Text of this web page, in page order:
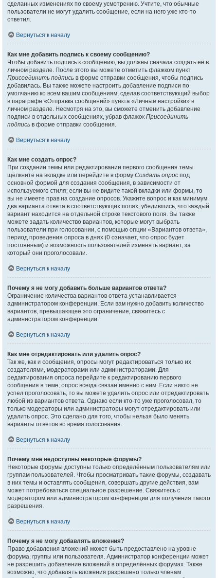
сделанных изменениях по своему усмотрению. Учтите, что обычные
пользователи не могут удалить сообщение, если на него уже кто-то
ответил.
Вернуться к началу
Как мне добавить подпись к своему сообщению?
Чтобы добавить подпись к сообщению, вы должны сначала создать её в
личном разделе. После этого вы можете отметить флажком пункт
Присоединить подпись в форме отправки сообщения, чтобы подпись
добавилась. Вы также можете настроить добавление подписи по
умолчанию ко всем вашим сообщениям, сделав соответствующий выбор
в параграфе «Отправка сообщений» пункта «Личные настройки» в
личном разделе. Несмотря на это, вы сможете отменить добавление
подписи в отдельных сообщениях, убрав флажок Присоединить
подпись в форме отправки сообщения.
Вернуться к началу
Как мне создать опрос?
При создании темы или редактировании первого сообщения темы
щёлкните на вкладке или перейдите в форму Создать опрос под
основной формой для создания сообщения, в зависимости от
используемого стиля; если вы не видите такой вкладки или формы, то
вы не имеете прав на создание опросов. Укажите вопрос и как минимум
два варианта ответа в соответствующих полях, убедившись, что каждый
вариант находится на отдельной строке текстового поля. Вы также
можете задать количество вариантов, которые могут выбрать
пользователи при голосовании, с помощью опции «Вариантов ответа»,
период проведения опроса в днях (0 означает, что опрос будет
постоянным) и возможность пользователей изменять вариант, за
который они проголосовали.
Вернуться к началу
Почему я не могу добавить больше вариантов ответа?
Ограничение количества вариантов ответа устанавливается
администратором конференции. Если вам нужно добавить количество
вариантов, превышающее это ограничение, свяжитесь с
администратором конференции.
Вернуться к началу
Как мне отредактировать или удалить опрос?
Так же, как и сообщения, опросы могут редактироваться только их
создателями, модераторами или администраторами. Для
редактирования опроса перейдите к редактированию первого
сообщения в теме; опрос всегда связан именно с ним. Если никто не
успел проголосовать, то вы можете удалить опрос или отредактировать
любой из вариантов ответа. Однако если кто-то уже проголосовал, то
только модераторы или администраторы могут отредактировать или
удалить опрос. Это сделано для того, чтобы нельзя было менять
варианты ответов во время голосования.
Вернуться к началу
Почему мне недоступны некоторые форумы?
Некоторые форумы доступны только определённым пользователям или
группам пользователей. Чтобы просматривать такие форумы, создавать
в них темы и оставлять сообщения, совершать другие действия, вам
может потребоваться специальное разрешение. Свяжитесь с
модератором или администратором конференции для получения такого
разрешения.
Вернуться к началу
Почему я не могу добавлять вложения?
Право добавления вложений может быть предоставлено на уровне
форума, группы или пользователя. Администратор конференции может
не разрешить добавление вложений в определённых форумах. Также
возможно, что добавлять вложения разрешено только членам